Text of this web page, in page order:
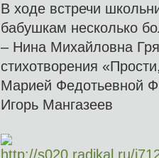
В ходе встречи
бабушкам несколько
– Нина Михайловна
стихотворения
Марией Федотьевной
Игорь Мангазеев